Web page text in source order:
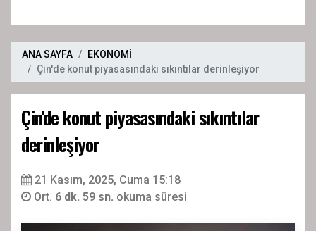
ANA SAYFA
EKONOMİ
Çin'de konut piyasasındaki sıkıntılar derinleşiyor
Çin'de konut piyasasındaki sıkıntılar
derinleşiyor
21 Kasım, 2025, Cuma 15:18
Ort. 6 dk. 59 sn. okuma süresi